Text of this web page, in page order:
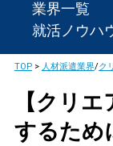
業界一覧
就活ノウハ
TOP> 人材派遣業界/ク
【クリ
するため